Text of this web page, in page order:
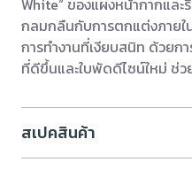
White” ของแผงหน้ากากแล
กลมกลืนกับการตกแต่งภาย
การทำงานที่เงียบสนิท ด้วยก
ที่ดีขึ้นและใบพัดดีไซน์ใหม่ ช่ว
สเปคสินค้า